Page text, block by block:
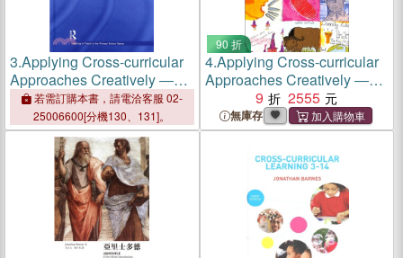
3.Applying Cross-curricular
Approaches Creatively ―
The Connecting Curriculum
若需訂購本書，請電洽客服 02-
25006600[分機130、131]。
90 折
4.Applying Cross-curricular
Approaches Creatively ―
The Connecting Curriculum
9 2555
無庫存